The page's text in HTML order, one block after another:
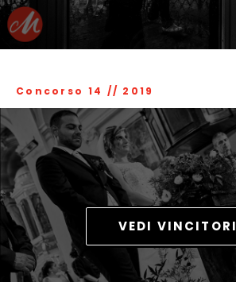
Concorso 14 // 2019
VEDI VINCITORI